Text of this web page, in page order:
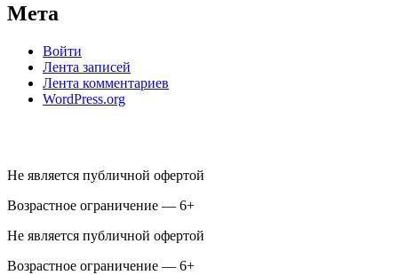
Мета
Войти
Лента записей
Лента комментариев
WordPress.org
Не является публичной офертой
Возрастное ограничение — 6+
Не является публичной офертой
Возрастное ограничение — 6+